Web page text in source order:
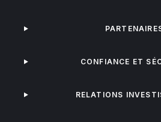
CONFIANCE ET
RELATIONS